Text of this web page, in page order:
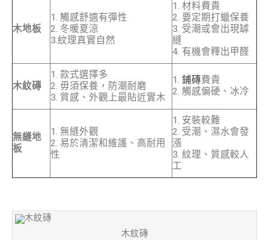
木地板
1. 觸感舒適有彈性
2. 冬暖夏涼
3.紋理真實自然
1. 材料費貴
2. 要定期打蠟保養
3. 受潮或會出現罅
縫
4. 有機會釋出甲醛
木紋磚
1. 款式選擇多
2. 毋須保養，防潮耐磨
3. 質感、外觀上最貼近實木
1. 鋪磚費貴
2. 觸感偏硬、冰冷
無縫地
板
1. 無縫外觀
2. 易於清潔和維護、高耐用
性
1. 安裝較難
2. 受潮、濕水會發
漲
3. 紋理、質感較人
工
木紋磚